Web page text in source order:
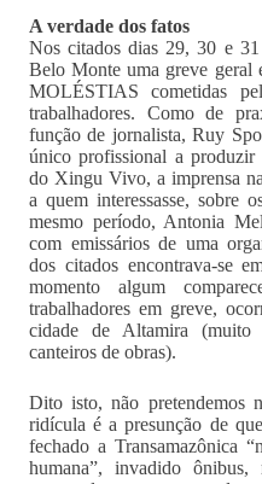
A verdade dos fatos
Nos citados dias 29, 30 e
Belo Monte uma greve geral
MOLÉSTIAS cometidas
trabalhadores. Como de
função de jornalista, Ruy
único profissional a produzir
do Xingu Vivo, a imprensa
a quem interessasse, sobre
mesmo período, Antonia
com emissários de uma
dos citados encontrava-se
momento algum
trabalhadores em greve,
cidade de Altamira (muito
canteiros de obras).
Dito isto, não pretendemos
ridícula é a presunção de
fechado a Transamazônica
humana”, invadido ônibus,